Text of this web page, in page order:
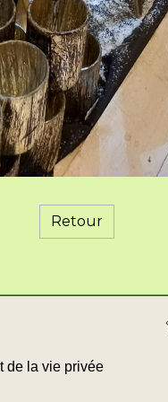
Retour
de la vie